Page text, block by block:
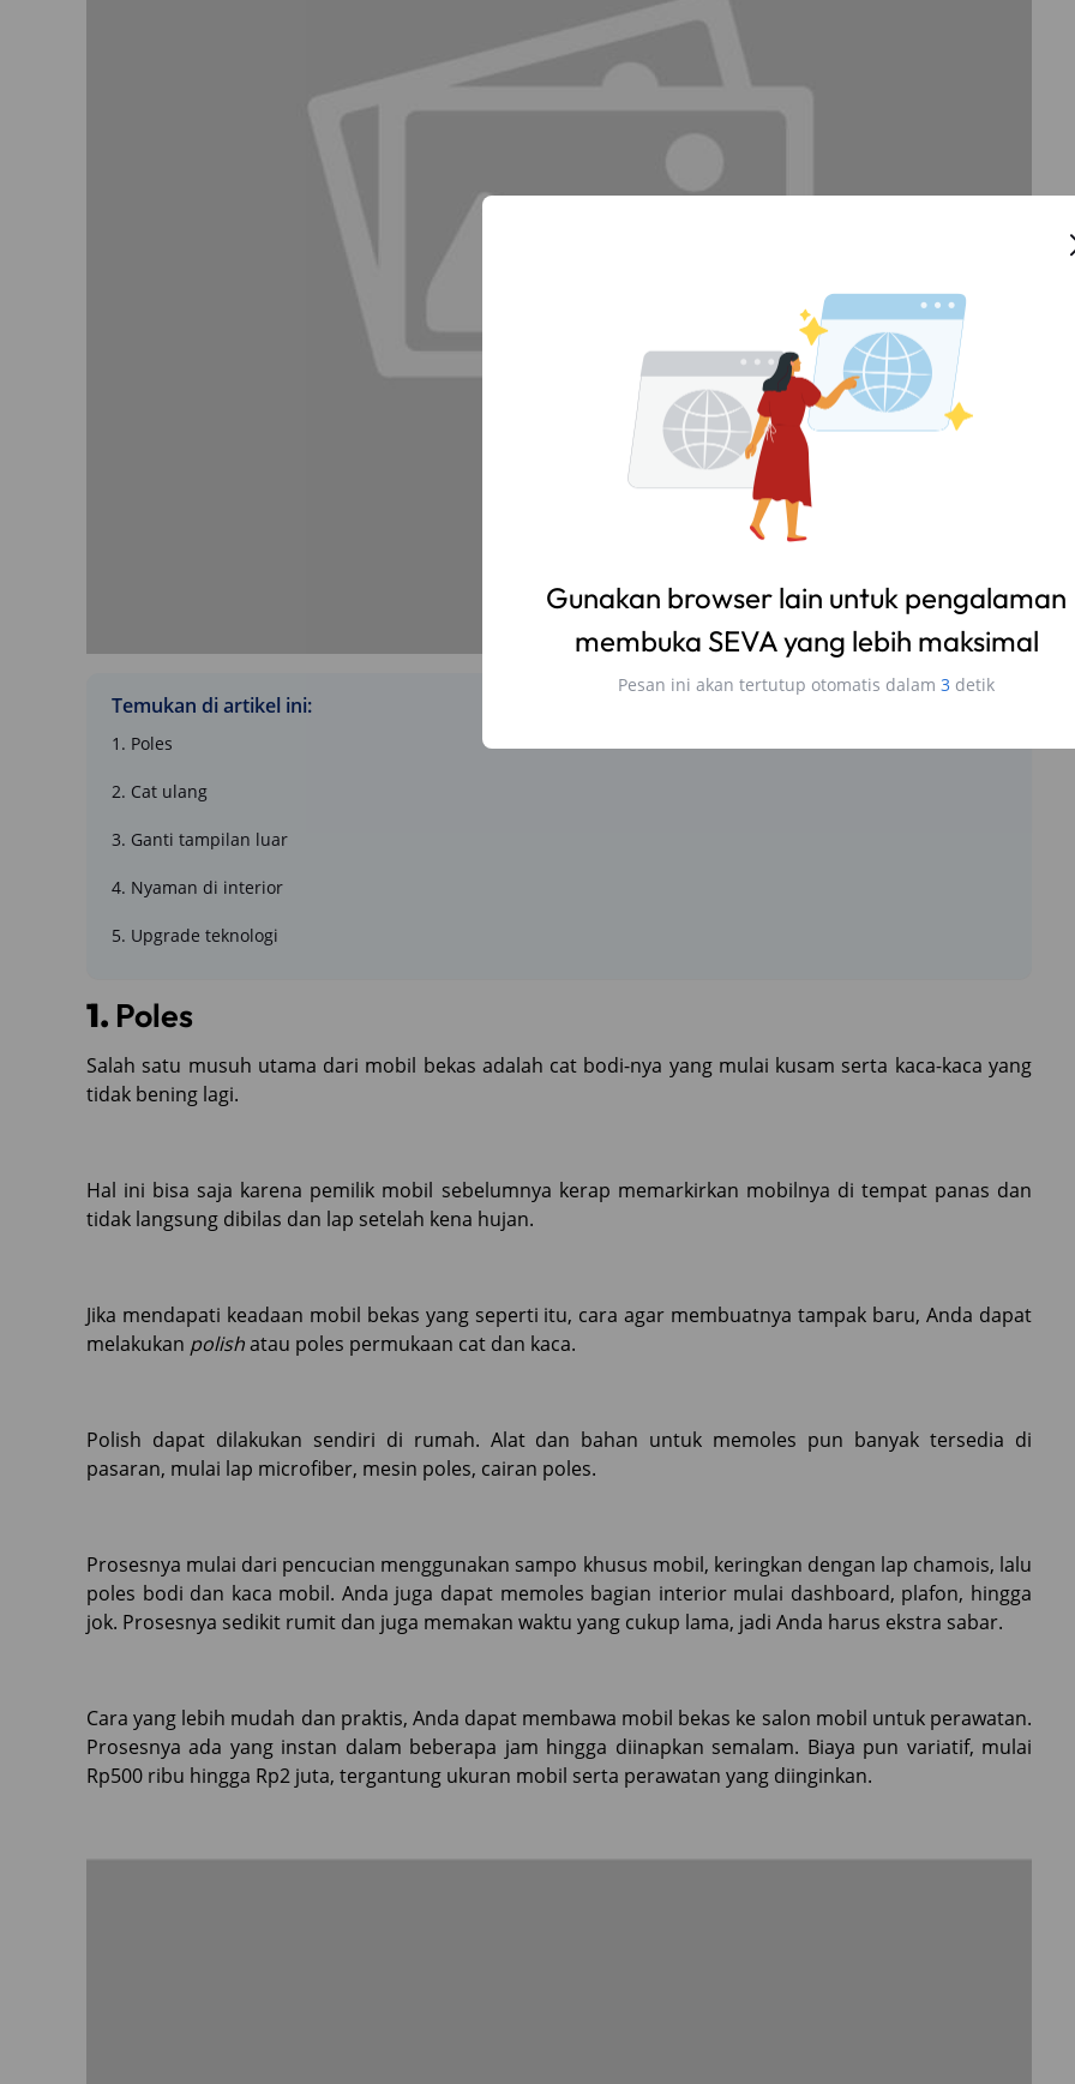
Gunakan browser lain untuk pengalaman
membuka SEVA yang lebih maksimal
Pesan ini akan tertutup otomatis dalam 2 detik
Temukan di artikel ini:
1. Poles
2. Cat ulang
3. Ganti tampilan luar
4. Nyaman di interior
5. Upgrade teknologi
1. Poles
Salah satu musuh utama dari mobil bekas adalah cat bodi-nya yang mulai kusam serta kaca-kaca yang
tidak bening lagi.
Hal ini bisa saja karena pemilik mobil sebelumnya kerap memarkirkan mobilnya di tempat panas dan
tidak langsung dibilas dan lap setelah kena hujan.
Jika mendapati keadaan mobil bekas yang seperti itu, cara agar membuatnya tampak baru, Anda dapat
melakukan polishatau poles permukaan cat dan kaca.
Polish dapat dilakukan sendiri di rumah. Alat dan bahan untuk memoles pun banyak tersedia di
pasaran, mulai lap microfiber, mesin poles, cairan poles.
Prosesnya mulai dari pencucian menggunakan sampo khusus mobil, keringkan dengan lap chamois, lalu
poles bodi dan kaca mobil. Anda juga dapat memoles bagian interior mulai dashboard, plafon, hingga
jok. Prosesnya sedikit rumit dan juga memakan waktu yang cukup lama, jadi Anda harus ekstra sabar.
Cara yang lebih mudah dan praktis, Anda dapat membawa mobil bekas ke salon mobil untuk perawatan.
Prosesnya ada yang instan dalam beberapa jam hingga diinapkan semalam. Biaya pun variatif, mulai
Rp500 ribu hingga Rp2 juta, tergantung ukuran mobil serta perawatan yang diinginkan.